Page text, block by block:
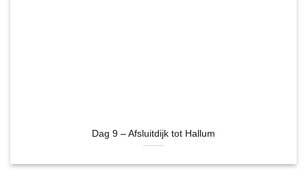
Dag 9 – Afsluitdijk tot Hallum